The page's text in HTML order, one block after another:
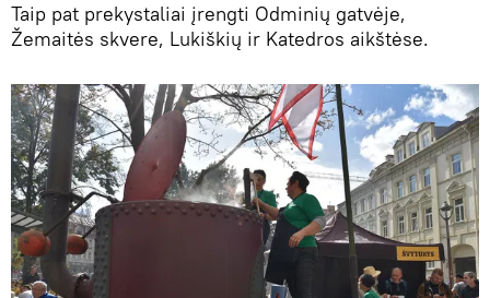
Taip pat prekystaliai įrengti Odminių gatvėje,
Žemaitės skvere, Lukiškių ir Katedros aikštėse.